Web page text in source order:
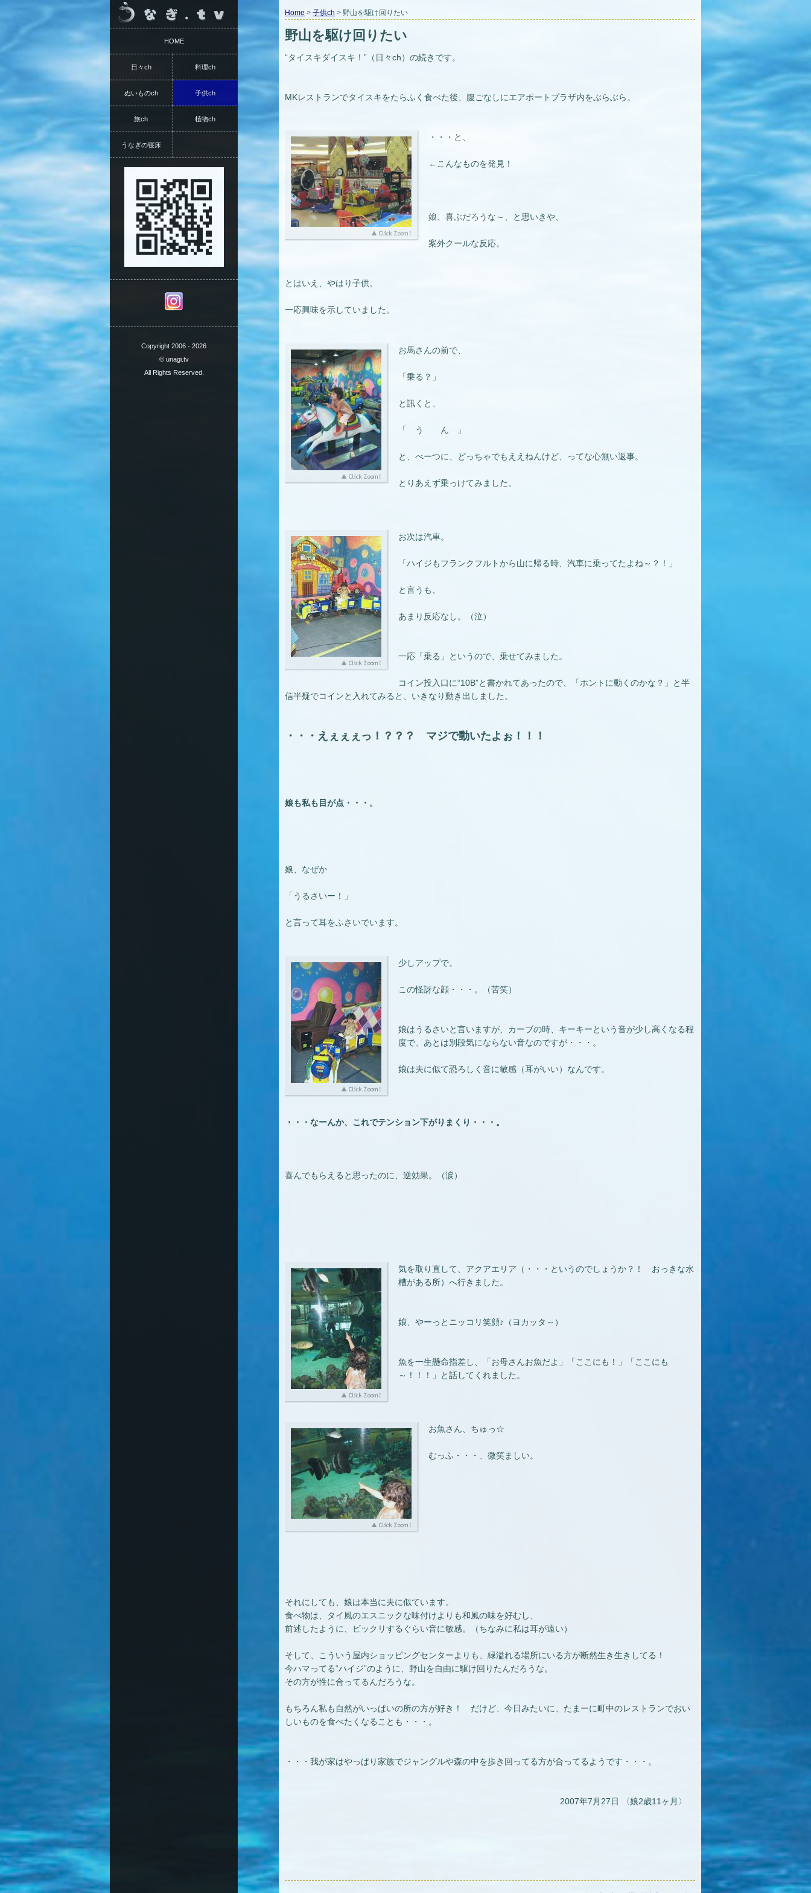
Home > 子供ch > 野山を駆け回りたい
野山を駆け回りたい
“タイスキダイスキ！”（日々ch）の続きです。
MKレストランでタイスキをたらふく食べた後、腹ごなしにエアポートプラザ内をぶらぶら。
・・・と、
←こんなものを発見！
娘、喜ぶだろうな～、と思いきや、
案外クールな反応。
とはいえ、やはり子供。
一応興味を示していました。
お馬さんの前で、
「乗る？」
と訊くと、
「 う ん 」
と、べーつに、どっちゃでもええねんけど、ってな心無い返事。
とりあえず乗っけてみました。
お次は汽車。
「ハイジもフランクフルトから山に帰る時、汽車に乗ってたよね～？！」
と言うも、
あまり反応なし。（泣）
一応「乗る」というので、乗せてみました。
コイン投入口に“10B”と書かれてあったので、「ホントに動くのかな？」と半
信半疑でコインと入れてみると、いきなり動き出しました。
・・・えぇぇぇっ！？？？ マジで動いたよぉ！！！
娘も私も目が点・・・。
娘、なぜか
「うるさいー！」
と言って耳をふさいでいます。
少しアップで。
この怪訝な顔・・・。（苦笑）
娘はうるさいと言いますが、カーブの時、キーキーという音が少し高くなる程
度で、あとは別段気にならない音なのですが・・・。
娘は夫に似て恐ろしく音に敏感（耳がいい）なんです。
・・・なーんか、これでテンション下がりまくり・・・。
喜んでもらえると思ったのに、逆効果。（涙）
気を取り直して、アクアエリア（・・・というのでしょうか？！ おっきな水
槽がある所）へ行きました。
娘、やーっとニッコリ笑顔♪（ヨカッタ～）
魚を一生懸命指差し、「お母さんお魚だよ」「ここにも！」「ここにも
～！！！」と話してくれました。
お魚さん、ちゅっ☆
むっふ・・・、微笑ましい。
それにしても、娘は本当に夫に似ています。
食べ物は、タイ風のエスニックな味付けよりも和風の味を好むし、
前述したように、ビックリするぐらい音に敏感。（ちなみに私は耳が遠い）
そして、こういう屋内ショッピングセンターよりも、緑溢れる場所にいる方が断然生き生きしてる！
今ハマってる“ハイジ”のように、野山を自由に駆け回りたんだろうな。
その方が性に合ってるんだろうな。
もちろん私も自然がいっぱいの所の方が好き！ だけど、今日みたいに、たまーに町中のレストランでおい
しいものを食べたくなることも・・・。
・・・我が家はやっぱり家族でジャングルや森の中を歩き回ってる方が合ってるようです・・・。
2007年7月27日 〈娘2歳11ヶ月〉
HOME
日々ch 料理ch
ぬいものch 子供ch
旅ch 植物ch
うなぎの寝床
Copyright 2006 - 2026
© unagi.tv
All Rights Reserved.